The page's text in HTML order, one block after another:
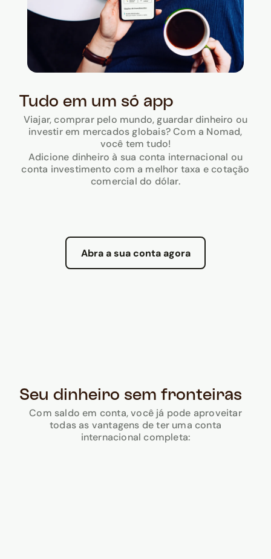
Tudo em um só app
Viajar, comprar pelo mundo, guardar dinheiro ou
investir em mercados globais? Com a Nomad,
você tem tudo!
Adicione dinheiro à sua conta internacional ou
conta investimento com a melhor taxa e cotação
comercial do dólar.
Abra a sua conta agora
Seu dinheiro sem fronteiras
Com saldo em conta, você já pode aproveitar
todas as vantagens de ter uma conta
internacional completa: